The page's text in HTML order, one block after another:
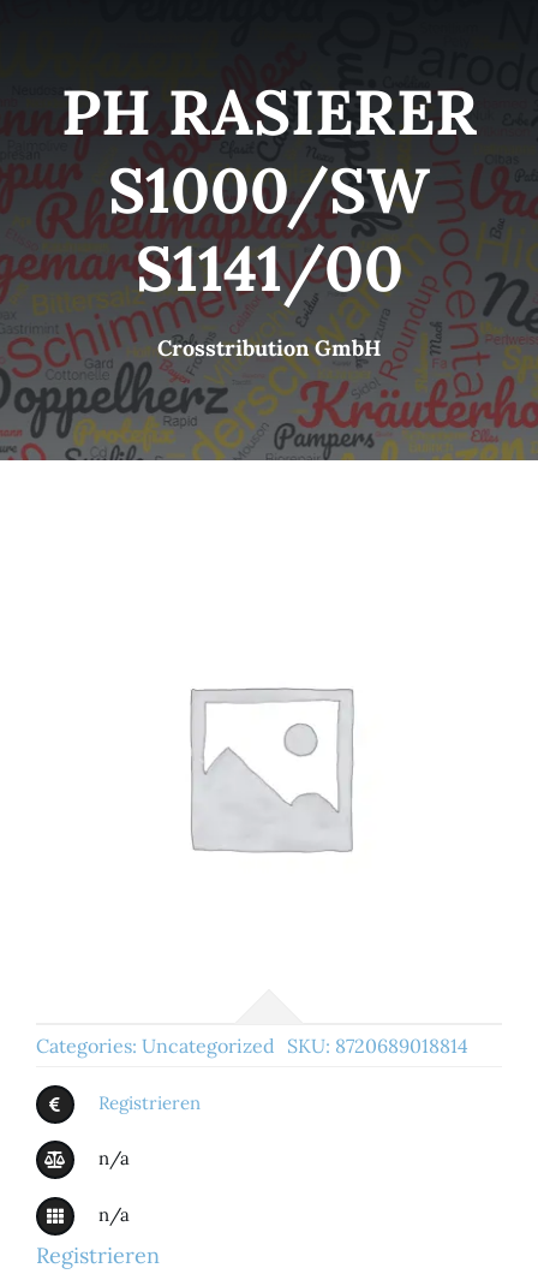
Brands
B2B-Shop
Kontakt
PH RASIERER
S1000/SW
S1141/00
Crosstribution GmbH
Categories: Uncategorized SKU: 8720689018814
Registrieren
n/a
n/a
Registrieren